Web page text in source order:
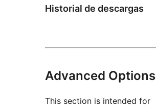
Historial de descargas
Advanced Options
This section is intended for